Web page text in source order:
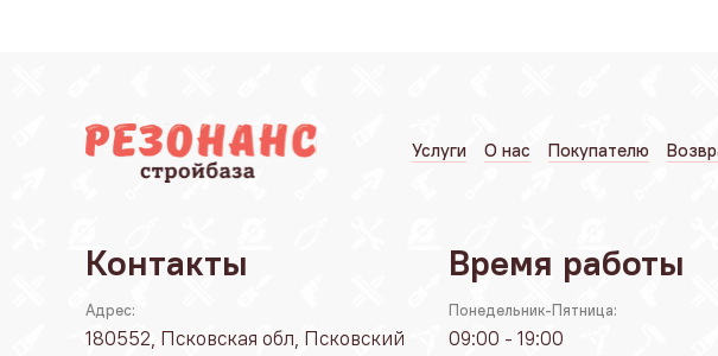
Услуги О нас Покупателю
Контакты
Адрес:
180552, Псковская обл, Псковский
Время работы
Понедельник-Пятница:
09:00 - 19:00